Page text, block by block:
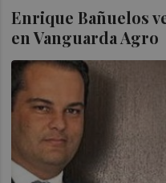
Enrique Bañuelos
en Vanguarda Agro